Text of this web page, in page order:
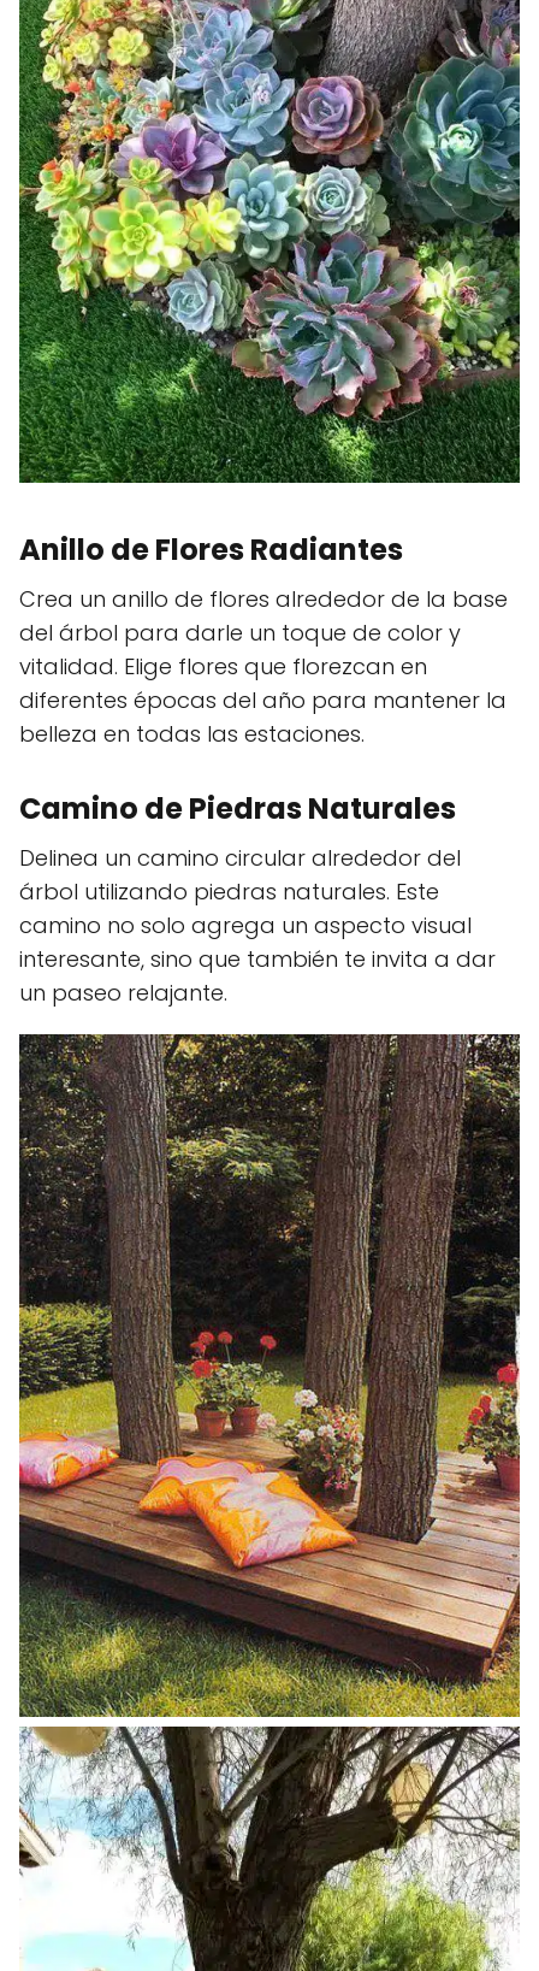
Anillo de Flores Radiantes
Crea un anillo de flores alrededor de la base
del árbol para darle un toque de color y
vitalidad. Elige flores que florezcan en
diferentes épocas del año para mantener la
belleza en todas las estaciones.
Camino de Piedras Naturales
Delinea un camino circular alrededor del
árbol utilizando piedras naturales. Este
camino no solo agrega un aspecto visual
interesante, sino que también te invita a dar
un paseo relajante.